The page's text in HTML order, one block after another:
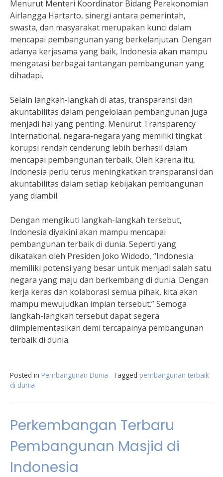
Menurut Menteri Koordinator Bidang Perekonomian
Airlangga Hartarto, sinergi antara pemerintah,
swasta, dan masyarakat merupakan kunci dalam
mencapai pembangunan yang berkelanjutan. Dengan
adanya kerjasama yang baik, Indonesia akan mampu
mengatasi berbagai tantangan pembangunan yang
dihadapi.
Selain langkah-langkah di atas, transparansi dan
akuntabilitas dalam pengelolaan pembangunan juga
menjadi hal yang penting. Menurut Transparency
International, negara-negara yang memiliki tingkat
korupsi rendah cenderung lebih berhasil dalam
mencapai pembangunan terbaik. Oleh karena itu,
Indonesia perlu terus meningkatkan transparansi dan
akuntabilitas dalam setiap kebijakan pembangunan
yang diambil.
Dengan mengikuti langkah-langkah tersebut,
Indonesia diyakini akan mampu mencapai
pembangunan terbaik di dunia. Seperti yang
dikatakan oleh Presiden Joko Widodo, “Indonesia
memiliki potensi yang besar untuk menjadi salah satu
negara yang maju dan berkembang di dunia. Dengan
kerja keras dan kolaborasi semua pihak, kita akan
mampu mewujudkan impian tersebut.” Semoga
langkah-langkah tersebut dapat segera
diimplementasikan demi tercapainya pembangunan
terbaik di dunia.
Posted in Pembangunan Dunia Tagged pembangunan terbaik
di dunia
Perkembangan Terbaru
Pembangunan Masjid di
Indonesia